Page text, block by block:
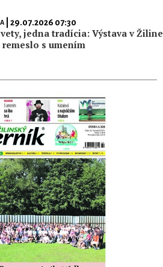
| 29.07.2026 07:30
jedna tradícia: Výstava v Žiline
remeslo s umením